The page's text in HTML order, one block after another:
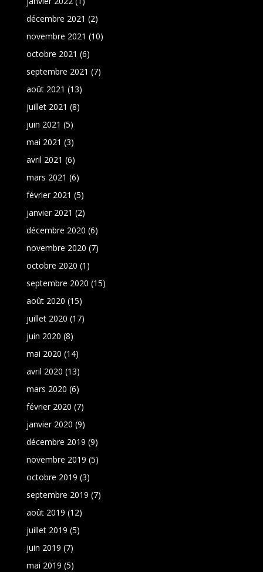
décembre 2021 (2)
novembre 2021 (10)
octobre 2021 (6)
septembre 2021 (7)
août 2021 (13)
juillet 2021 (8)
juin 2021 (5)
mai 2021 (3)
avril 2021 (6)
mars 2021 (6)
février 2021 (5)
janvier 2021 (2)
décembre 2020 (6)
novembre 2020 (7)
octobre 2020 (1)
septembre 2020 (15)
août 2020 (15)
juillet 2020 (17)
juin 2020 (8)
mai 2020 (14)
avril 2020 (13)
mars 2020 (6)
février 2020 (7)
janvier 2020 (9)
décembre 2019 (9)
novembre 2019 (5)
octobre 2019 (3)
septembre 2019 (7)
août 2019 (12)
juillet 2019 (5)
juin 2019 (7)
mai 2019 (5)